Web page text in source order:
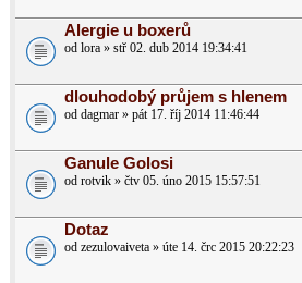
Alergie u boxerů
od lora » stř 02. dub 2014 19:34:41
dlouhodobý průjem s hlenem
od dagmar » pát 17. říj 2014 11:46:44
Ganule Golosi
od rotvik » čtv 05. úno 2015 15:57:51
Dotaz
od zezulovaiveta » úte 14. črc 2015 20:22:23